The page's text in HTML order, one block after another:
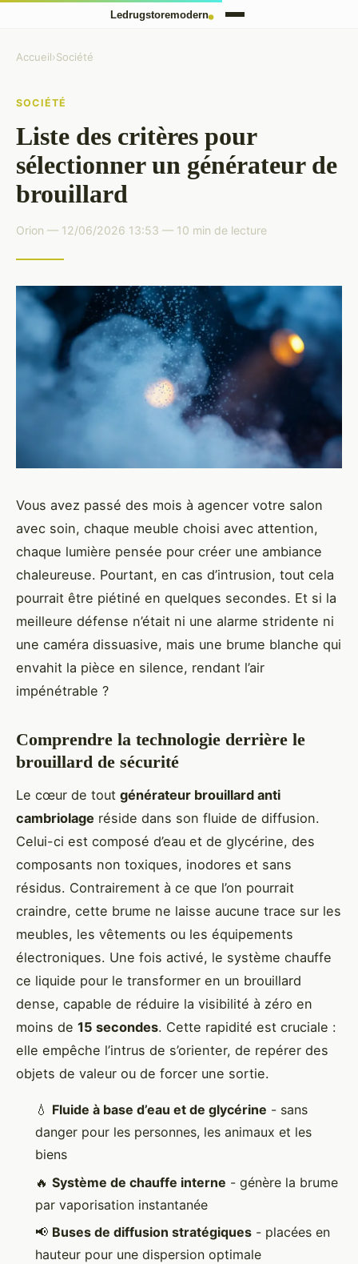
Accueil›Société
SOCIÉTÉ
Liste des critères pour
sélectionner un générateur de
brouillard
Orion — 12/06/2026 13:53 — 10 min de lecture
Vous avez passé des mois à agencer votre salon
avec soin, chaque meuble choisi avec attention,
chaque lumière pensée pour créer une ambiance
chaleureuse. Pourtant, en cas d’intrusion, tout cela
pourrait être piétiné en quelques secondes. Et si la
meilleure défense n’était ni une alarme stridente ni
une caméra dissuasive, mais une brume blanche qui
envahit la pièce en silence, rendant l’air
impénétrable ?
Comprendre la technologie derrière le
brouillard de sécurité
Le cœur de tout générateur brouillard anti
cambriolage réside dans son fluide de diffusion.
Celui-ci est composé d’eau et de glycérine, des
composants non toxiques, inodores et sans
résidus. Contrairement à ce que l’on pourrait
craindre, cette brume ne laisse aucune trace sur les
meubles, les vêtements ou les équipements
électroniques. Une fois activé, le système chauffe
ce liquide pour le transformer en un brouillard
dense, capable de réduire la visibilité à zéro en
moins de 15 secondes. Cette rapidité est cruciale :
elle empêche l’intrus de s’orienter, de repérer des
objets de valeur ou de forcer une sortie.
💧 Fluide à base d’eau et de glycérine - sans
danger pour les personnes, les animaux et les
biens
🔥 Système de chauffe interne - génère la brume
par vaporisation instantanée
📢 Buses de diffusion stratégiques - placées en
hauteur pour une dispersion optimale